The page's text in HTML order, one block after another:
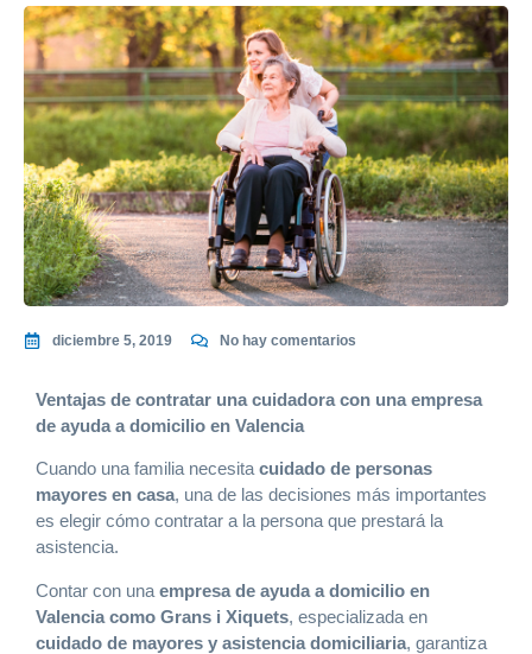
diciembre 5, 2019 No hay comentarios
Ventajas de contratar una cuidadora con una empresa
de ayuda a domicilio en Valencia
Cuando una familia necesitacuidado de personas
mayores en casa, una de las decisiones más importantes
es elegir cómo contratar a la persona que prestará la
asistencia.
Contar con una empresa de ayuda a domicilio en
Valencia como Grans i Xiquets, especializada en
cuidado de mayores y asistencia domiciliaria, garantiza